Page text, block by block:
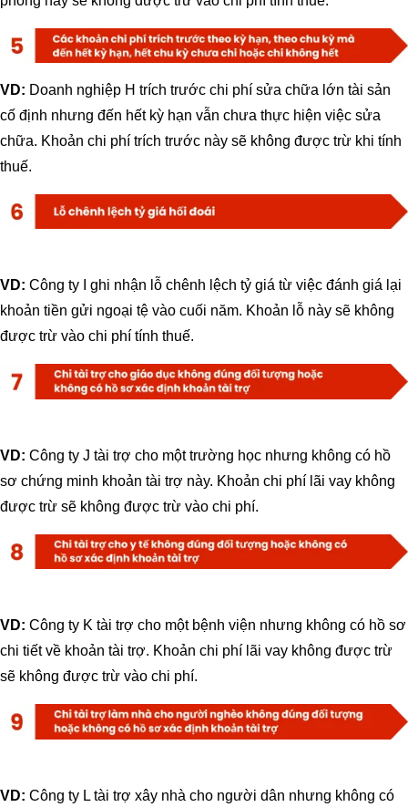
VD: Doanh nghiệp H trích trước chi phí sửa chữa lớn tài sản
cố định nhưng đến hết kỳ hạn vẫn chưa thực hiện việc sửa
chữa. Khoản chi phí trích trước này sẽ không được trừ khi tính
thuế.
VD: Công ty I ghi nhận lỗ chênh lệch tỷ giá từ việc đánh giá lại
khoản tiền gửi ngoại tệ vào cuối năm. Khoản lỗ này sẽ không
được trừ vào chi phí tính thuế.
VD: Công ty J tài trợ cho một trường học nhưng không có hồ
sơ chứng minh khoản tài trợ này. Khoản chi phí lãi vay không
được trừ sẽ không được trừ vào chi phí.
VD: Công ty K tài trợ cho một bệnh viện nhưng không có hồ sơ
chi tiết về khoản tài trợ. Khoản chi phí lãi vay không được trừ
sẽ không được trừ vào chi phí.
VD: Công ty L tài trợ xây nhà cho người dân nhưng không có